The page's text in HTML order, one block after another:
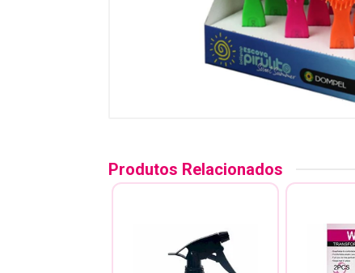
Produtos Relacionados